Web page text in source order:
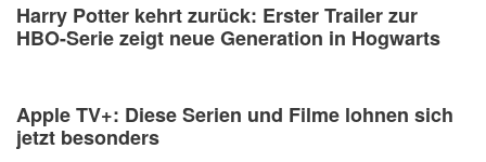
Harry Potter kehrt zurück: Erster Trailer zur
HBO-Serie zeigt neue Generation in Hogwarts
Apple TV+: Diese Serien und Filme lohnen sich
jetzt besonders